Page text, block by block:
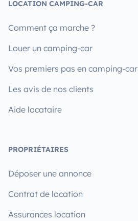
LOCATION CAMPING-CAR
Comment ça marche ?
Louer un camping-car
Vos premiers pas en camping-car
Les avis de nos clients
Aide locataire
PROPRIÉTAIRES
Déposer une annonce
Contrat de location
Assurances location